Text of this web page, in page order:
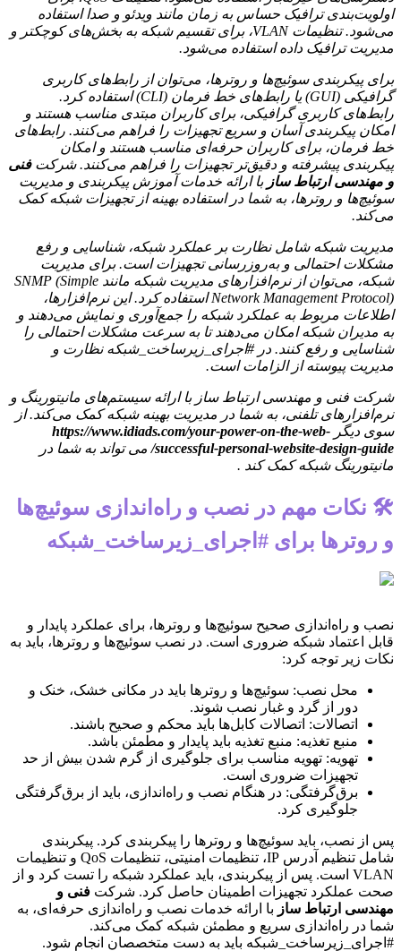
اولویت‌بندی ترافیک حساس به زمان مانند ویدئو و صدا استفاده
می‌شود. تنظیمات VLAN، برای تقسیم شبکه به بخش‌های کوچکتر و
مدیریت ترافیک داده استفاده می‌شود.
برای پیکربندی سوئیچ‌ها و روترها، می‌توان از رابط‌های کاربری
گرافیکی (GUI) یا رابط‌های خط فرمان (CLI) استفاده کرد.
رابط‌های کاربری گرافیکی، برای کاربران مبتدی مناسب هستند و
امکان پیکربندی آسان و سریع تجهیزات را فراهم می‌کنند. رابط‌های
خط فرمان، برای کاربران حرفه‌ای مناسب هستند و امکان
پیکربندی پیشرفته و دقیق‌تر تجهیزات را فراهم می‌کنند. شرکتفنی
و مهندسی ارتباط ساز با ارائه خدمات آموزش پیکربندی و مدیریت
سوئیچ‌ها و روترها، به شما در استفاده بهینه از تجهیزات شبکه کمک
می‌کند.
مدیریت شبکه شامل نظارت بر عملکرد شبکه، شناسایی و رفع
مشکلات احتمالی و به‌روزرسانی تجهیزات است. برای مدیریت
شبکه، می‌توان از نرم‌افزارهای مدیریت شبکه مانند SNMP (Simple
Network Management Protocol) استفاده کرد. این نرم‌افزارها،
اطلاعات مربوط به عملکرد شبکه را جمع‌آوری و نمایش می‌دهند و
به مدیران شبکه امکان می‌دهند تا به سرعت مشکلات احتمالی را
شناسایی و رفع کنند. در #اجرای_زیرساخت_شبکه نظارت و
مدیریت پیوسته از الزامات است.
شرکت فنی و مهندسی ارتباط ساز با ارائه سیستم‌های مانیتورینگ و
نرم‌افزارهای تلفنی، به شما در مدیریت بهینه شبکه کمک می‌کند. از
سوی دیگر https://www.idiads.com/your-power-on-the-web-
successful-personal-website-design-guide/ می تواند به شما در
مانیتورینگ شبکه کمک کند .
🛠️ نکات مهم در نصب و راه‌اندازی سوئیچ‌ها
و روترها برای #اجرای_زیرساخت_شبکه
نصب و راه‌اندازی صحیح سوئیچ‌ها و روترها، برای عملکرد پایدار و
قابل اعتماد شبکه ضروری است. در نصب سوئیچ‌ها و روترها، باید به
نکات زیر توجه کرد:
محل نصب: سوئیچ‌ها و روترها باید در مکانی خشک، خنک و
دور از گرد و غبار نصب شوند.
اتصالات: اتصالات کابل‌ها باید محکم و صحیح باشند.
منبع تغذیه: منبع تغذیه باید پایدار و مطمئن باشد.
تهویه: تهویه مناسب برای جلوگیری از گرم شدن بیش از حد
تجهیزات ضروری است.
برق‌گرفتگی: در هنگام نصب و راه‌اندازی، باید از برق‌گرفتگی
جلوگیری کرد.
پس از نصب، باید سوئیچ‌ها و روترها را پیکربندی کرد. پیکربندی
شامل تنظیم آدرس IP، تنظیمات امنیتی، تنظیمات QoS و تنظیمات
VLAN است. پس از پیکربندی، باید عملکرد شبکه را تست کرد و از
صحت عملکرد تجهیزات اطمینان حاصل کرد. شرکت فنی و
مهندسی ارتباط ساز با ارائه خدمات نصب و راه‌اندازی حرفه‌ای، به
شما در راه‌اندازی سریع و مطمئن شبکه کمک می‌کند.
#اجرای_زیرساخت_شبکه باید به دست متخصصان انجام شود.